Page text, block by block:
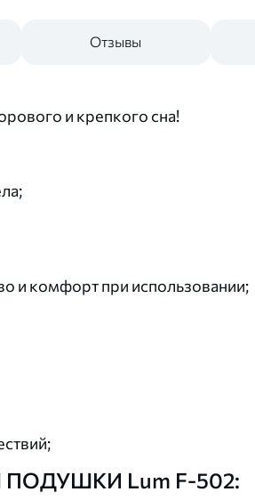
Отзывы
и крепкого сна!
и комфорт при использовании;
Lum F-502: